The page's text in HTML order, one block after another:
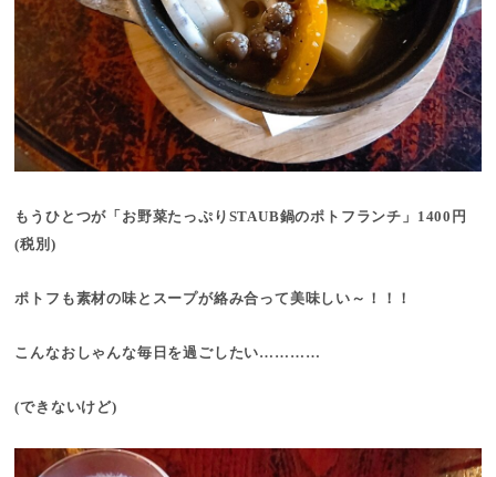
もうひとつが「お野菜たっぷりSTAUB鍋のポトフランチ」1400円
(税別)
ポトフも素材の味とスープが絡み合って美味しい～！！！
こんなおしゃんな毎日を過ごしたい…………
(できないけど)